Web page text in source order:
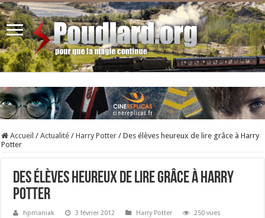
Accueil / Actualité / Harry Potter / Des élèves heureux de lire grâce à Harry
Potter
Des élèves heureux de lire grâce à Harry
Potter
hpmaniak 3 février 2012 Harry Potter 250 vues